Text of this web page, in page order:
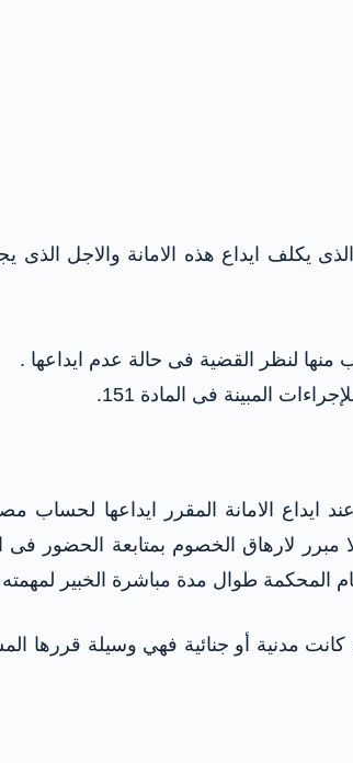
يكلف ايداع هذه الامانة والاجل الذى
منها لنظر القضية فى حالة عدم ايداعها .
المبينة فى المادة 151.
عند ايداع الامانة المقرر ايداعها
المبنية فى المادة 151 من المشروع ، وذلك أنه لا مبرر
المحكمة طوال مدة مباشرة الخبير
أو جنائية فهي وسيلة قررها